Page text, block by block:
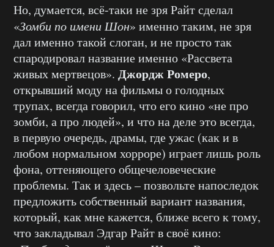
Но, думается, всё-таки не зря Райт сделал
«Зомби по имени Шон» именно таким, не зря
дал именно такой слоган, и не просто так
спародировал название именно «Рассвета
живых мертвецов». Джордж Ромеро,
открывший моду на фильмы о голодных
трупах, всегда говорил, что его кино «не про
зомби, а про людей», и что на деле это всегда,
в первую очередь, драмы, где ужас (как и в
любом нормальном хорроре) играет лишь роль
фона, оттеняющего общечеловеческие
проблемы. Так и здесь – позвольте напоследок
предложить собственный вариант названия,
который, как мне кажется, ближе всего к тому,
что закладывал Эдгар Райт в своё кино: